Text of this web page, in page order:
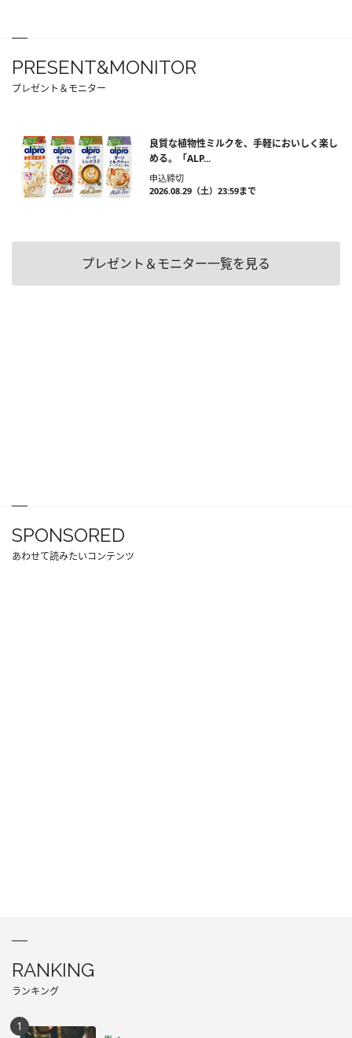
PRESENT&MONITOR
プレゼント＆モニター
良質な植物性ミルクを、手軽においしく楽し
める。「ALP...
申込締切
2026.08.29（土）23:59まで
プレゼント＆モニター一覧を見る
SPONSORED
あわせて読みたいコンテンツ
RANKING
ランキング